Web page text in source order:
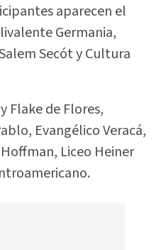
aparecen el
Germania,
Secót y Cultura
Flake de Flores,
Evangélico Veracá,
Liceo Heiner